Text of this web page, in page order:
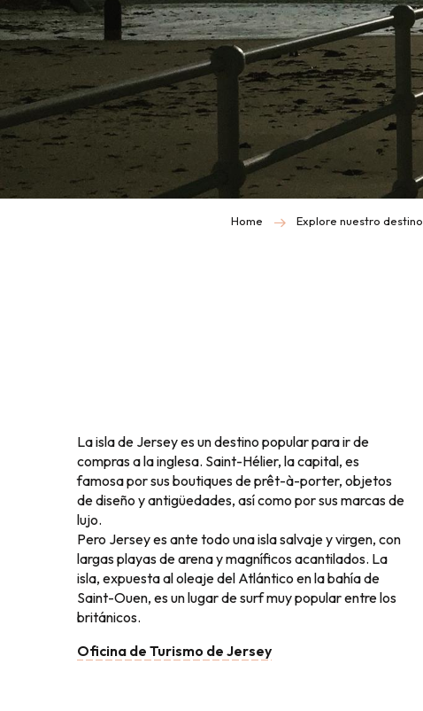
Home Explore nuestro destino
La isla de Jersey es un destino popular para ir de
compras a la inglesa. Saint-Hélier, la capital, es
famosa por sus boutiques de prêt-à-porter, objetos
de diseño y antigüedades, así como por sus marcas de
lujo.
Pero Jersey es ante todo una isla salvaje y virgen, con
largas playas de arena y magníficos acantilados. La
isla, expuesta al oleaje del Atlántico en la bahía de
Saint-Ouen, es un lugar de surf muy popular entre los
británicos.
Oficina de Turismo de Jersey